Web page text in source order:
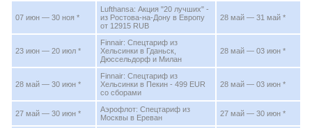
07 июн — 30 ноя *
Lufthansa: Акция "20 лучших" -
из Ростова-на-Дону в Европу
от 12915 RUB
28 май — 31 май *
23 июн — 20 июл *
Finnair: Спецтариф из
Хельсинки в Гданьск,
Дюссельдорф и Милан
28 май — 03 июн *
28 май — 30 июн *
Finnair: Спецтариф из
Хельсинки в Пекин - 499 EUR
со сборами
28 май — 03 июн *
27 май — 30 июн *
Аэрофлот: Спецтариф из
Москвы в Ереван
27 май — 30 июн *